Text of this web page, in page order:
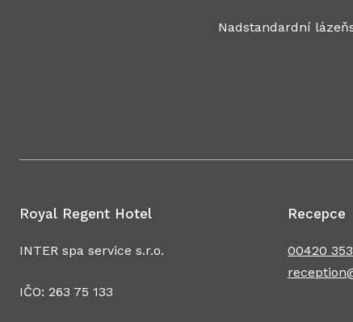
Nadstandardní lázeňská péče,
Užijte si
Royal Regent Hotel
INTER spa service s.r.o.
IČO: 263 75 133
Recepce
00420 353